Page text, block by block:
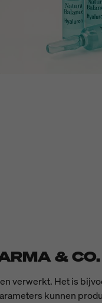
& CO.
verwerkt. Het is
kunnen